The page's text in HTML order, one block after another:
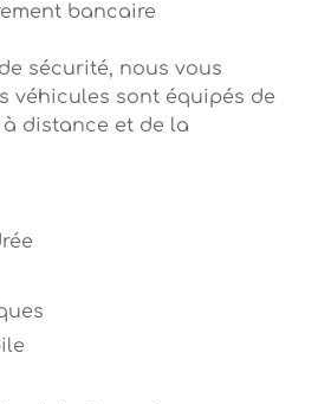
bancaire
sécurité, nous vous
véhicules sont équipés de
distance et de la